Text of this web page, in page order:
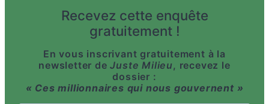
Recevez cette enquête
gratuitement !
En vous inscrivant gratuitement à la
newsletter deJuste Milieu, recevez le
dossier :
« Ces millionnaires qui nous gouvernent »